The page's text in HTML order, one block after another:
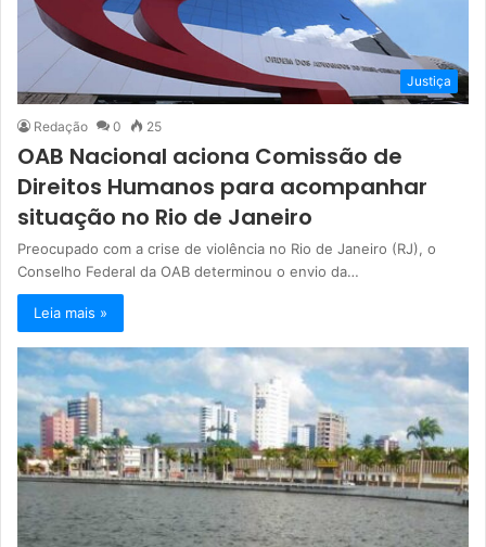
Justiça
Redação 0 25
OAB Nacional aciona Comissão de
Direitos Humanos para acompanhar
situação no Rio de Janeiro
Preocupado com a crise de violência no Rio de Janeiro (RJ), o
Conselho Federal da OAB determinou o envio da…
Leia mais »